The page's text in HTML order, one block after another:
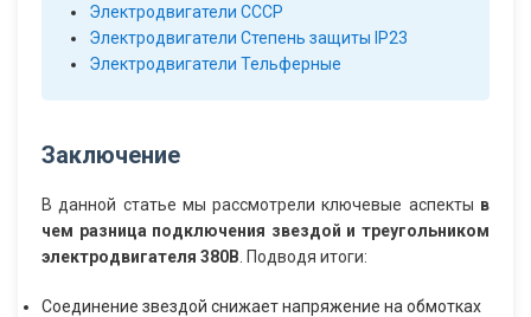
Электродвигатели СССР
Электродвигатели Степень защиты IP23
Электродвигатели Тельферные
Заключение
В данной статье мы рассмотрели ключевые аспекты в
чем разница подключения звездой и треугольником
электродвигателя 380В . Подводя итоги:
Соединение звездой снижает напряжение на обмотках